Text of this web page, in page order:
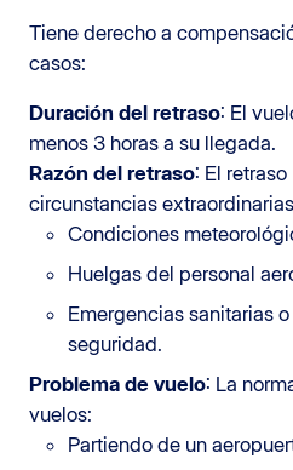
Tiene derecho a
casos:
Duración del retraso: El
menos 3 horas a su llegada.
Razón del retraso: El
circunstancias
Condiciones
Huelgas del personal
Emergencias sanitarias
seguridad.
Problema de vuelo: La
vuelos:
Partiendo de un